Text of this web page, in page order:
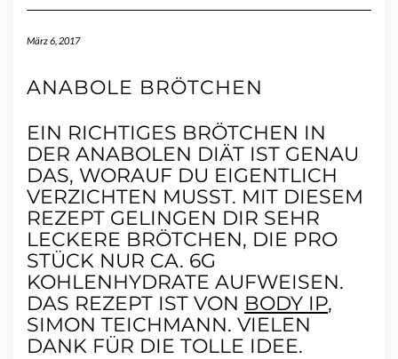
März 6, 2017
ANABOLE BRÖTCHEN
EIN RICHTIGES BRÖTCHEN IN
DER ANABOLEN DIÄT IST GENAU
DAS, WORAUF DU EIGENTLICH
VERZICHTEN MUSST. MIT DIESEM
REZEPT GELINGEN DIR SEHR
LECKERE BRÖTCHEN, DIE PRO
STÜCK NUR CA. 6G
KOHLENHYDRATE AUFWEISEN.
DAS REZEPT IST VON BODY IP,
SIMON TEICHMANN. VIELEN
DANK FÜR DIE TOLLE IDEE.